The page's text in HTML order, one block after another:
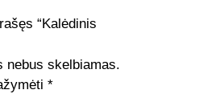
“Kalėdinis
nebus skelbiamas.
*